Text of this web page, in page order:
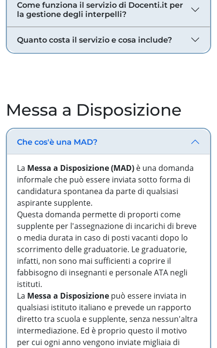
Come funziona il servizio di Docenti.it per
la gestione degli interpelli?
Quanto costa il servizio e cosa include?
Messa a Disposizione
Che cos'è una MAD?
La Messa a Disposizione (MAD) è una domanda
informale che può essere inviata sotto forma di
candidatura spontanea da parte di qualsiasi
aspirante supplente.
Questa domanda permette di proporti come
supplente per l'assegnazione di incarichi di breve
o media durata in caso di posti vacanti dopo lo
scorrimento delle graduatorie. Le graduatorie,
infatti, non sono mai sufficienti a coprire il
fabbisogno di insegnanti e personale ATA negli
istituti.
La Messa a Disposizione può essere inviata in
qualsiasi istituto italiano e prevede un rapporto
diretto tra scuola e supplente, senza nessun'altra
intermediazione. Ed è proprio questo il motivo
per cui ogni anno vengono inviate migliaia di